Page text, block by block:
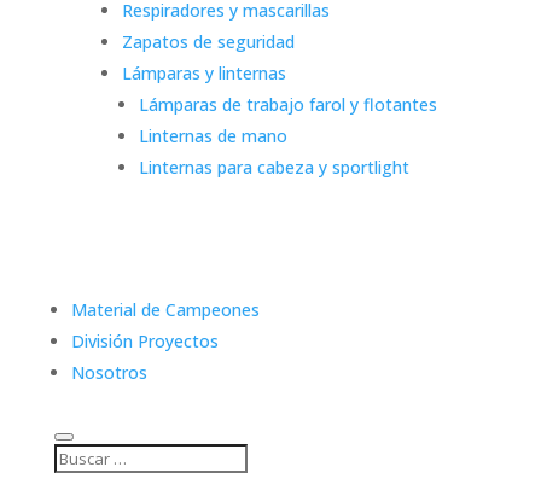
Respiradores y mascarillas
Zapatos de seguridad
Lámparas y linternas
Lámparas de trabajo farol y flotantes
Linternas de mano
Linternas para cabeza y sportlight
Material de Campeones
División Proyectos
Nosotros